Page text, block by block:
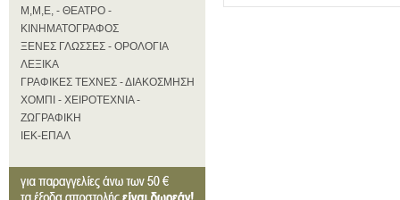
Μ,Μ,Ε, - ΘΕΑΤΡΟ -
ΚΙΝΗΜΑΤΟΓΡΑΦΟΣ
ΞΕΝΕΣ ΓΛΩΣΣΕΣ - ΟΡΟΛΟΓΙΑ
ΛΕΞΙΚΑ
ΓΡΑΦΙΚΕΣ ΤΕΧΝΕΣ - ΔΙΑΚΟΣΜΗΣΗ
ΧΟΜΠΙ - ΧΕΙΡΟΤΕΧΝΙΑ -
ΖΩΓΡΑΦΙΚΗ
ΙΕΚ-ΕΠΑΛ